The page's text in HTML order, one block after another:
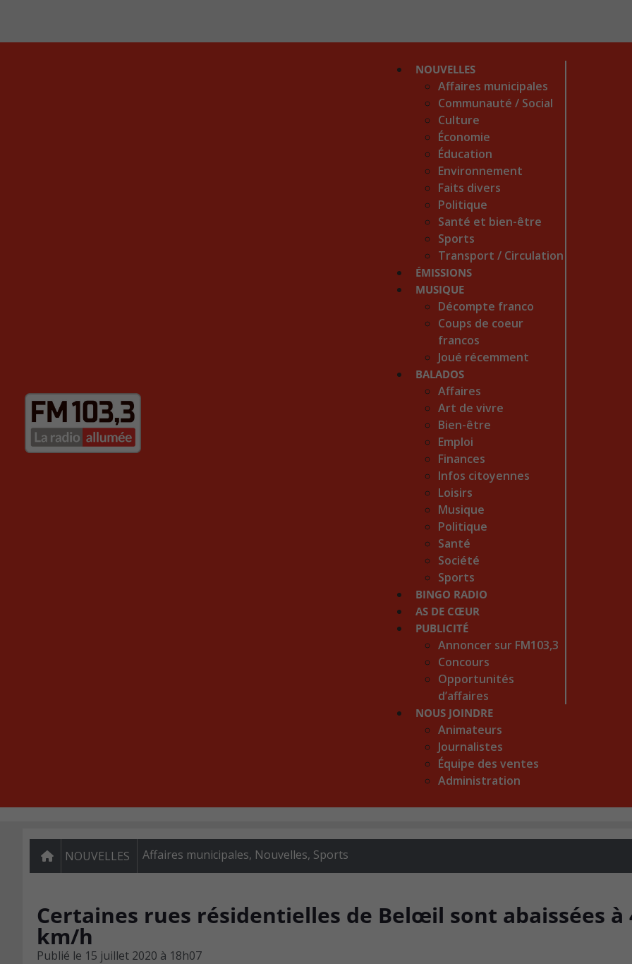
NOUVELLES
Affaires municipales
Communauté / Social
Culture
Économie
Éducation
Environnement
Faits divers
Politique
Santé et bien-être
Sports
Transport / Circulation
ÉMISSIONS
MUSIQUE
Décompte franco
Coups de coeur
francos
Joué récemment
BALADOS
Affaires
Art de vivre
Bien-être
Emploi
Finances
Infos citoyennes
Loisirs
Musique
Politique
Santé
Société
Sports
BINGO RADIO
AS DE CŒUR
PUBLICITÉ
Annoncer sur FM103,3
Concours
Opportunités
d’affaires
NOUS JOINDRE
Animateurs
Journalistes
Équipe des ventes
Administration
NOUVELLES Affaires municipales, Nouvelles, Sports
Certaines rues résidentielles de Belœil sont abaissées à
km/h
Publié le 15 juillet 2020 à 18h07